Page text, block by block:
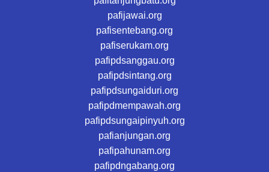
pafijawai.org
pafisentebang.org
pafiserukam.org
pafipdsanggau.org
pafipdsintang.org
pafipdsungaiduri.org
pafipdmempawah.org
pafipdsungaipinyuh.org
pafianjungan.org
pafipahunam.org
pafipdngabang.org